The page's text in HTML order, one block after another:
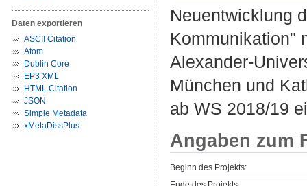
Daten exportieren
ASCII Citation
Atom
Dublin Core
EP3 XML
HTML Citation
JSON
Simple Metadata
xMetaDissPlus
Neuentwicklung
Kommunikation"
Alexander-
München und
ab WS 2018/19
Angaben zum
Beginn des Projekts: